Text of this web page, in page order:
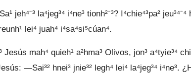
jeh⁴ˉ³ la⁴jeg³⁴ i⁴ne³ tionh²ˉ³? I⁴chie⁴³pa² jeu³⁴ˉ⁴
lei⁴ juah⁴ i⁴sa⁴si⁵cúan⁴.
Jesús mah⁴ quieh¹ a²hma³ Olivos, jon³ a⁴tyie³⁴
―Sai³² hnei³ jnie³² legh⁴ lei⁴ la⁴jeg³⁴ i⁴ne³.